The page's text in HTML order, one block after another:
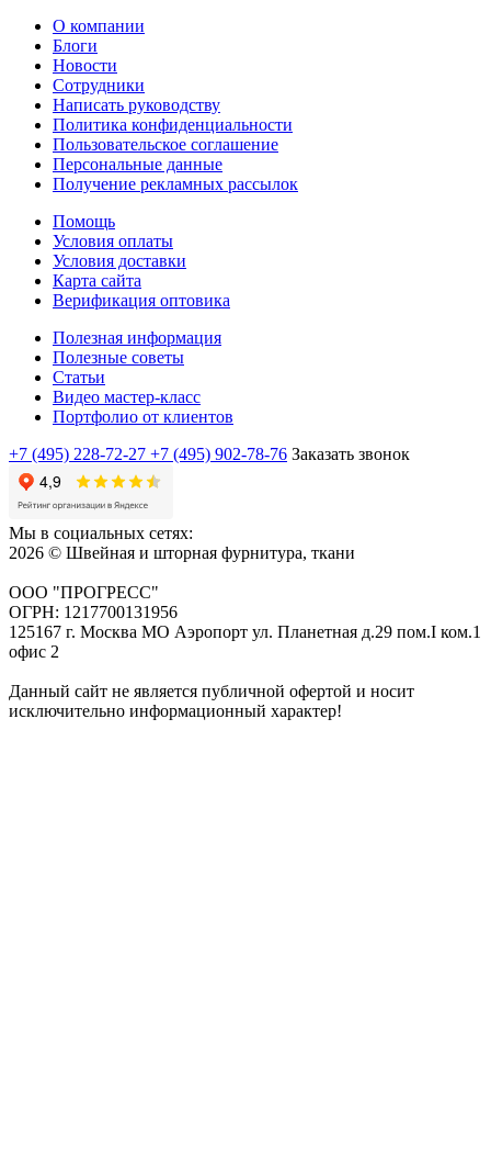
О компании
Блоги
Новости
Сотрудники
Написать руководству
Политика конфиденциальности
Пользовательское соглашение
Персональные данные
Получение рекламных рассылок
Помощь
Условия оплаты
Условия доставки
Карта сайта
Верификация оптовика
Полезная информация
Полезные советы
Статьи
Видео мастер-класс
Портфолио от клиентов
+7 (495) 228-72-27 +7 (495) 902-78-76 Заказать звонок
Мы в социальных сетях:
2026 © Швейная и шторная фурнитура, ткани
ООО "ПРОГРЕСС"
ОГРН: 1217700131956
125167 г. Москва МО Аэропорт ул. Планетная д.29 пом.I ком.1
офис 2
Данный сайт не является публичной офертой и носит
исключительно информационный характер!